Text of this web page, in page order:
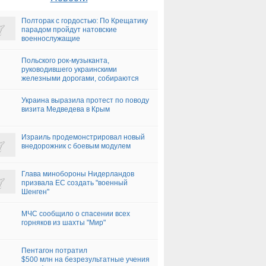
Полторак с гордостью: По Крещатику
парадом пройдут натовские
военнослужащие
Польского рок-музыканта,
руководившего украинскими
железными дорогами, собираются
Украина выразила протест по поводу
визита Медведева в Крым
Израиль продемонстрировал новый
внедорожник с боевым модулем
Глава минобороны Нидерландов
призвала ЕС создать "военный
Шенген"
МЧС сообщило о спасении всех
горняков из шахты "Мир"
Пентагон потратил
$500 млн на безрезультатные учения